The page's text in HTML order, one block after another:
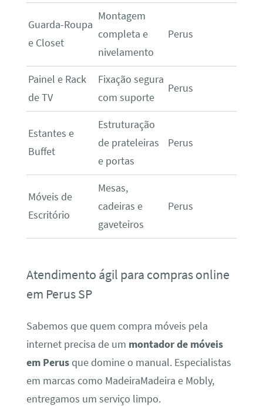
Guarda-Roupa
e Closet
Montagem
completa e
nivelamento
Perus
Painel e Rack
de TV
Fixação segura
com suporte
Perus
Estantes e
Buffet
Estruturação
de prateleiras
e portas
Perus
Móveis de
Escritório
Mesas,
cadeiras e
gaveteiros
Perus
Atendimento ágil para compras online
em Perus SP
Sabemos que quem compra móveis pela
internet precisa de um montador de móveis
em Perusque domine o manual. Especialistas
em marcas como MadeiraMadeira e Mobly,
entregamos um serviço limpo.